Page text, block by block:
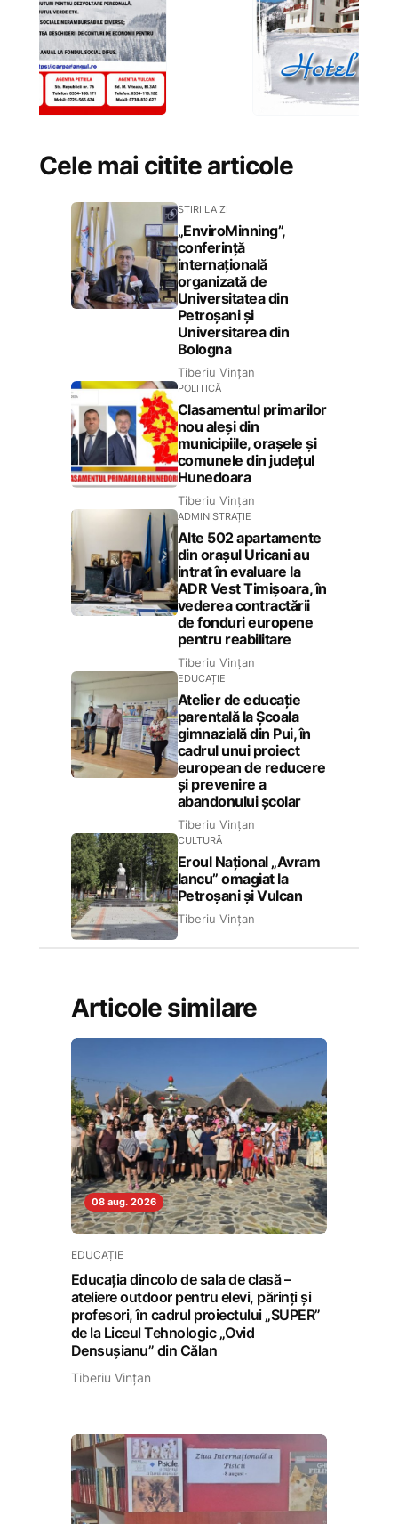
Cele mai citite articole
STIRI LA ZI
„EnviroMinning”,
conferință
internațională
organizată de
Universitatea din
Petroșani și
Universitarea din
Bologna
Tiberiu Vințan
POLITICĂ
Clasamentul primarilor
nou aleși din
municipiile, orașele și
comunele din județul
Hunedoara
Tiberiu Vințan
ADMINISTRAȚIE
Alte 502 apartamente
din orașul Uricani au
intrat în evaluare la
ADR Vest Timișoara, în
vederea contractării
de fonduri europene
pentru reabilitare
Tiberiu Vințan
EDUCAȚIE
Atelier de educație
parentală la Școala
gimnazială din Pui, în
cadrul unui proiect
european de reducere
și prevenire a
abandonului școlar
Tiberiu Vințan
CULTURĂ
Eroul Național „Avram
Iancu” omagiat la
Petroșani și Vulcan
Tiberiu Vințan
Articole similare
08 aug. 2026
EDUCAȚIE
Educația dincolo de sala de clasă –
ateliere outdoor pentru elevi, părinți și
profesori, în cadrul proiectului „SUPER”
de la Liceul Tehnologic „Ovid
Densușianu” din Călan
Tiberiu Vințan